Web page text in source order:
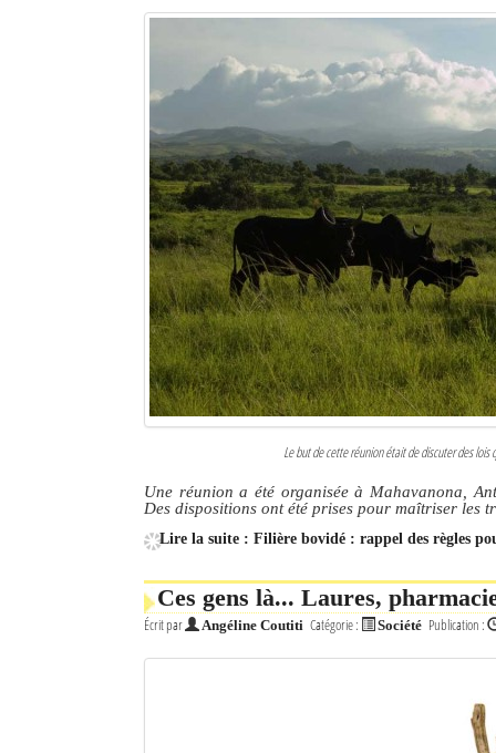
Le but de cette réunion était de discuter des lois
Une réunion a été organisée à Mahavanona,
Des dispositions ont été prises pour maîtriser les
Lire la suite : Filière bovidé : rappel des règles
Ces gens là... Laures,
Écrit par Angéline Coutiti Catégorie : Société Publication :